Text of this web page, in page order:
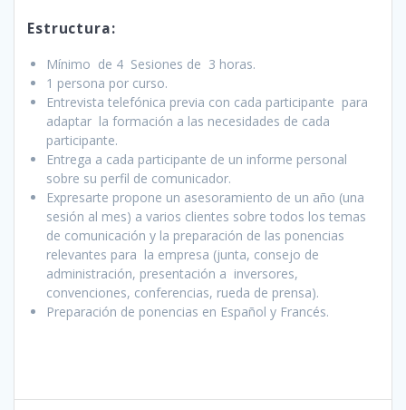
Estructura:
Mínimo de 4 Sesiones de 3 horas.
1 persona por curso.
Entrevista telefónica previa con cada participante para
adaptar la formación a las necesidades de cada
participante.
Entrega a cada participante de un informe personal
sobre su perfil de comunicador.
Expresarte propone un asesoramiento de un año (una
sesión al mes) a varios clientes sobre todos los temas
de comunicación y la preparación de las ponencias
relevantes para la empresa (junta, consejo de
administración, presentación a inversores,
convenciones, conferencias, rueda de prensa).
Preparación de ponencias en Español y Francés.